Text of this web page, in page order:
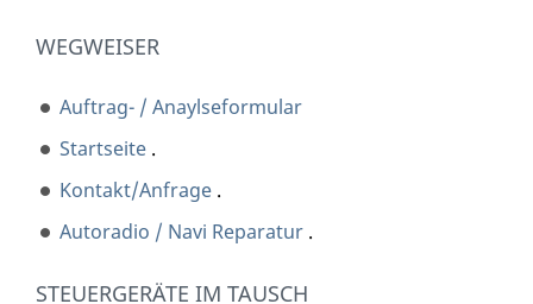
WEGWEISER
Auftrag- / Anaylseformular
Startseite .
Kontakt/Anfrage .
Autoradio / Navi Reparatur .
STEUERGERÄTE IM TAUSCH